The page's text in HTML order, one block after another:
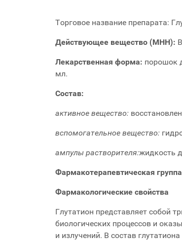
Торговое название препарата:
Действующее вещество (МНН):
Лекарственная форма: порошок
мл.
Состав:
активное вещество:
вспомогательное вещество:
ампулы растворителя:жидкость
Фармакотерапевтическая
Фармакологические свойства
Глутатион представляет собой
биологических процессов и
и излучений. В состав